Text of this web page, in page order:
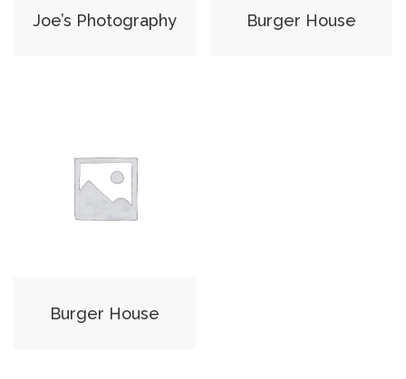
Joe’s Photography Burger House
Burger House